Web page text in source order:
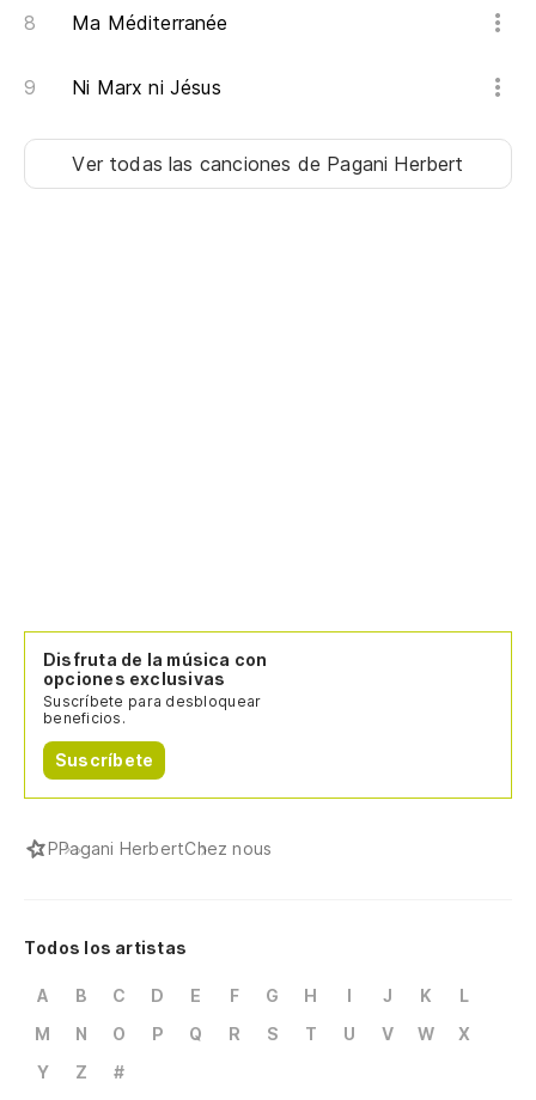
Ma Méditerranée
Ni Marx ni Jésus
Ver todas las canciones de Pagani Herbert
Disfruta de la música con
opciones exclusivas
Suscríbete para desbloquear
beneficios.
Suscríbete
PPagani HerbertChez nous
Todos los artistas
A B C D E F G H I J K
L
M
N O P Q R S T U V W
X
Y
Z #